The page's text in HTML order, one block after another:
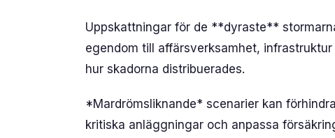
Uppskattningar för de **dyraste**
egendom till affärsverksamhet,
hur skadorna distribuerades.
*Mardrömsliknande* scenarier kan
kritiska anläggningar och anpassa